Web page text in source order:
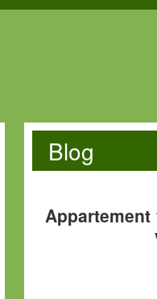
Blog
Appartement